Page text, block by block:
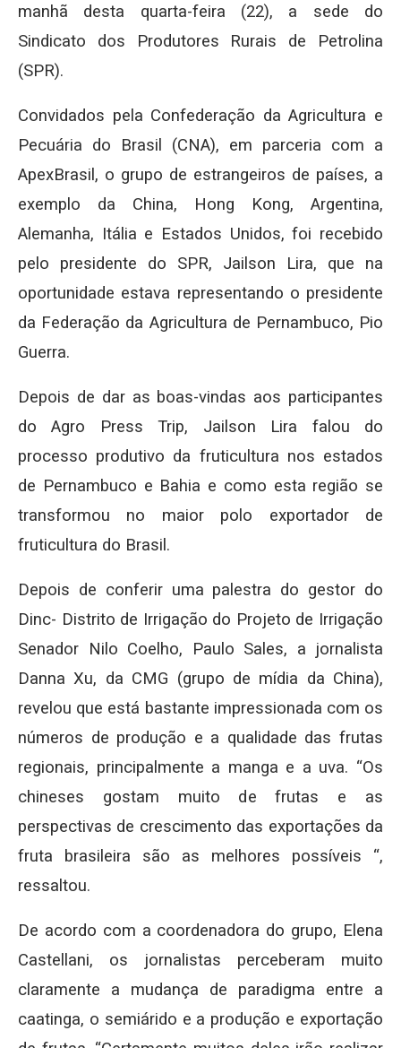
manhã desta quarta-feira (22), a sede do
Sindicato dos Produtores Rurais de Petrolina
(SPR).
Convidados pela Confederação da Agricultura e
Pecuária do Brasil (CNA), em parceria com a
ApexBrasil, o grupo de estrangeiros de países, a
exemplo da China, Hong Kong, Argentina,
Alemanha, Itália e Estados Unidos, foi recebido
pelo presidente do SPR, Jailson Lira, que na
oportunidade estava representando o presidente
da Federação da Agricultura de Pernambuco, Pio
Guerra.
Depois de dar as boas-vindas aos participantes
do Agro Press Trip, Jailson Lira falou do
processo produtivo da fruticultura nos estados
de Pernambuco e Bahia e como esta região se
transformou no maior polo exportador de
fruticultura do Brasil.
Depois de conferir uma palestra do gestor do
Dinc- Distrito de Irrigação do Projeto de Irrigação
Senador Nilo Coelho, Paulo Sales, a jornalista
Danna Xu, da CMG (grupo de mídia da China),
revelou que está bastante impressionada com os
números de produção e a qualidade das frutas
regionais, principalmente a manga e a uva. “Os
chineses gostam muito de frutas e as
perspectivas de crescimento das exportações da
fruta brasileira são as melhores possíveis “,
ressaltou.
De acordo com a coordenadora do grupo, Elena
Castellani, os jornalistas perceberam muito
claramente a mudança de paradigma entre a
caatinga, o semiárido e a produção e exportação